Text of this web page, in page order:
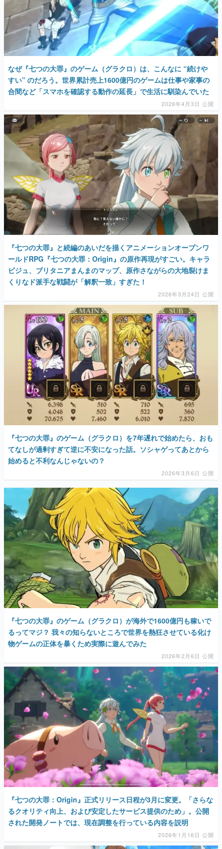
なぜ『七つの大罪』のゲーム（グラクロ）は、こんなに “続けや
すい” のだろう。世界累計売上1600億円のゲームは仕事や家事の
合間など「スマホを確認する動作の延長」で生活に馴染んでいた
2026年4月3日 公開
『七つの大罪』と続編のあいだを描くアニメーションオープンワ
ールドRPG『七つの大罪：Origin』の原作再現がすごい。キャラ
ビジュ、ブリタニアまんまのマップ、原作さながらの大地裂けま
くりなド派手な戦闘が「解釈一致」すぎた！
2026年3月24日 公開
『七つの大罪』のゲーム（グラクロ）を7年遅れで始めたら、おも
てなしが過剰すぎて逆に不安になった話。ソシャゲってあとから
始めると不利なんじゃないの？
2026年3月6日 公開
『七つの大罪』のゲーム（グラクロ）が海外で1600億円も稼いで
るってマジ？ 我々の知らないところで世界を熱狂させている化け
物ゲームの正体を暴くため実際に遊んでみた
2026年2月6日 公開
『七つの大罪：Origin』正式リリース日程が3月に変更。「さらな
るクオリティ向上、および安定したサービス提供のため」。公開
された開発ノートでは、現在調整を行っている内容を説明
2026年1月16日 公開